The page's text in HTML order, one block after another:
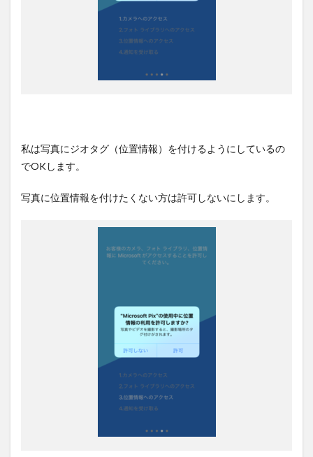
私は写真にジオタグ（位置情報）を付けるようにしているの
でOKします。
写真に位置情報を付けたくない方は許可しないにします。